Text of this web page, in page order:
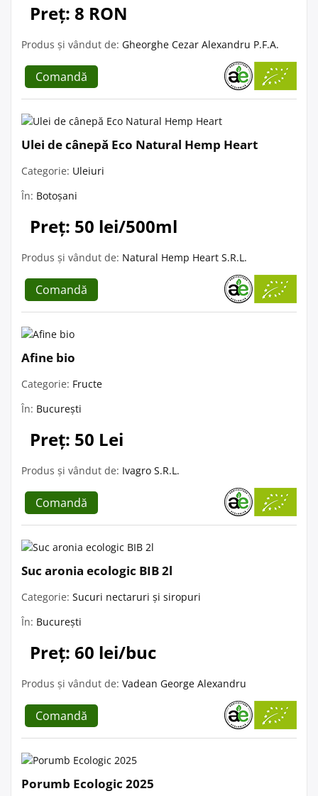
Preț: 8 RON
Produs și vândut de: Gheorghe Cezar Alexandru P.F.A.
Comandă
Ulei de cânepă Eco Natural Hemp Heart
Categorie: Uleiuri
În: Botoșani
Preț: 50 lei/500ml
Produs și vândut de: Natural Hemp Heart S.R.L.
Comandă
Afine bio
Categorie: Fructe
În: București
Preț: 50 Lei
Produs și vândut de: Ivagro S.R.L.
Comandă
Suc aronia ecologic BIB 2l
Categorie: Sucuri nectaruri și siropuri
În: București
Preț: 60 lei/buc
Produs și vândut de: Vadean George Alexandru
Comandă
Porumb Ecologic 2025